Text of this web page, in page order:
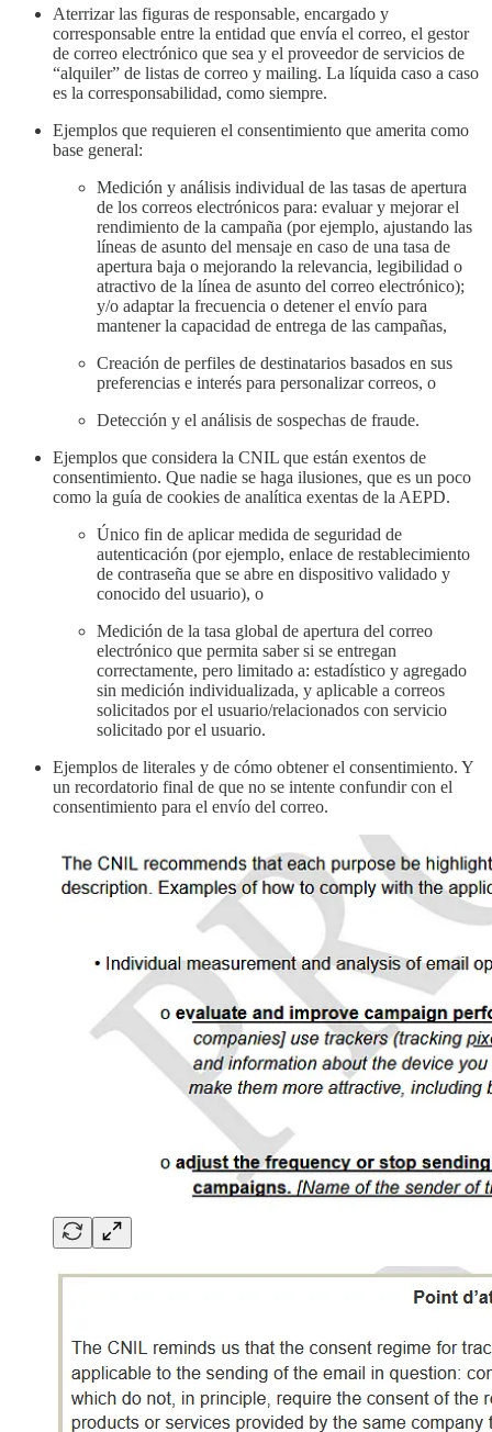
Aterrizar las figuras de responsable, encargado y
corresponsable entre la entidad que envía el correo, el gestor
de correo electrónico que sea y el proveedor de servicios de
“alquiler” de listas de correo y mailing. La líquida caso a caso
es la corresponsabilidad, como siempre.
Ejemplos que requieren el consentimiento que amerita como
base general:
Medición y análisis individual de las tasas de apertura
de los correos electrónicos para: evaluar y mejorar el
rendimiento de la campaña (por ejemplo, ajustando las
líneas de asunto del mensaje en caso de una tasa de
apertura baja o mejorando la relevancia, legibilidad o
atractivo de la línea de asunto del correo electrónico);
y/o adaptar la frecuencia o detener el envío para
mantener la capacidad de entrega de las campañas,
Creación de perfiles de destinatarios basados en sus
preferencias e interés para personalizar correos, o
Detección y el análisis de sospechas de fraude.
Ejemplos que considera la CNIL que están exentos de
consentimiento. Que nadie se haga ilusiones, que es un poco
como la guía de cookies de analítica exentas de la AEPD.
Único fin de aplicar medida de seguridad de
autenticación (por ejemplo, enlace de restablecimiento
de contraseña que se abre en dispositivo validado y
conocido del usuario), o
Medición de la tasa global de apertura del correo
electrónico que permita saber si se entregan
correctamente, pero limitado a: estadístico y agregado
sin medición individualizada, y aplicable a correos
solicitados por el usuario/relacionados con servicio
solicitado por el usuario.
Ejemplos de literales y de cómo obtener el consentimiento. Y
un recordatorio final de que no se intente confundir con el
consentimiento para el envío del correo.